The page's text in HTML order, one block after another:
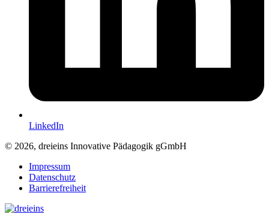
LinkedIn
© 2026, dreieins Innovative Pädagogik gGmbH
Impressum
Datenschutz
Barrierefreiheit